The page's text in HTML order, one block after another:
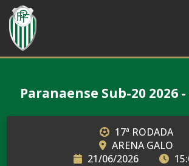
Paranaense Sub-20 2026
17ª RODADA
ARENA GALO
21/06/2026